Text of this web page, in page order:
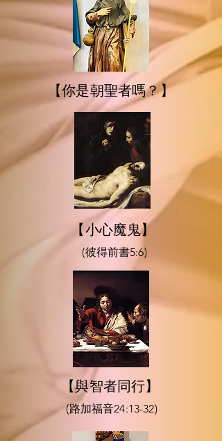
【你是朝聖者嗎？】
【小心魔鬼】
(彼得前書5:6)
【與智者同行】
(路加福音24:13-32)